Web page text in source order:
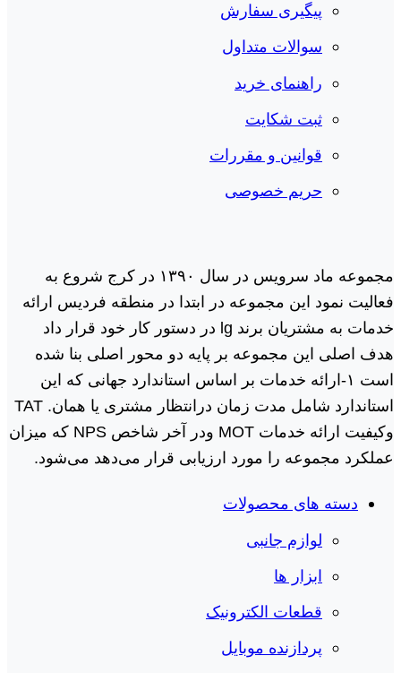
پیگیری سفارش
سوالات متداول
راهنمای خرید
ثبت شکایت
قوانین و مقررات
حریم خصوصی
مجموعه ماد سرویس در سال ١٣٩٠ در کرج شروع به
فعالیت نمود این مجموعه در ابتدا در منطقه فردیس ارائه
خدمات به مشتریان برند lg در دستور کار خود قرار داد
هدف اصلی این مجموعه بر پایه دو محور اصلی بنا شده
است ١-ارائه خدمات بر اساس استاندارد جهانی که این
استاندارد شامل مدت زمان درانتظار مشتری یا همان. TAT
وکیفیت ارائه خدمات MOT ودر آخر شاخص NPS که میزان
عملکرد مجموعه را مورد ارزیابی قرار می‌دهد می‌شود.
دسته های محصولات
لوازم جانبی
ابزار ها
قطعات الکترونیک
پردازنده موبایل